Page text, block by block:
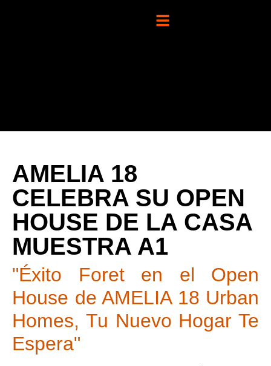
AMELIA 18
CELEBRA SU OPEN
HOUSE DE LA CASA
MUESTRA A1
"Éxito Foret en el Open
House de AMELIA 18 Urban
Homes, Tu Nuevo Hogar Te
Espera"